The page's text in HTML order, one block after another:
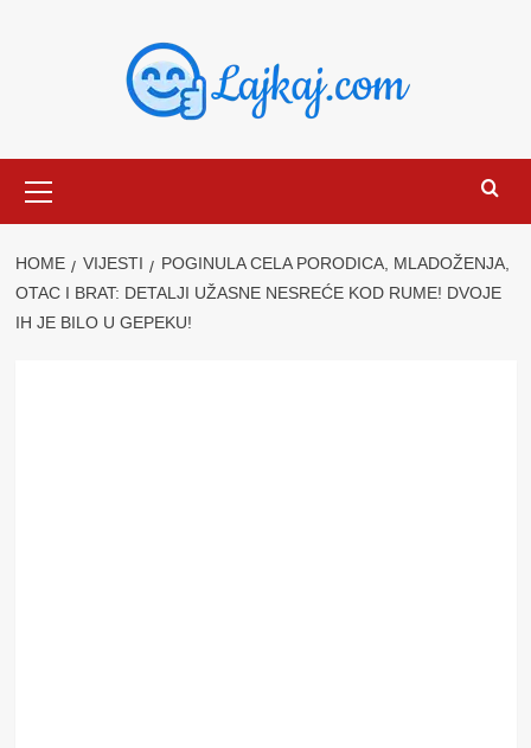
Menu
HOME VIJESTI
POGINULA CELA PORODICA, MLADOŽENJA,
OTAC I BRAT: DETALJI UŽASNE NESREĆE KOD RUME! DVOJE
IH JE BILO U GEPEKU!